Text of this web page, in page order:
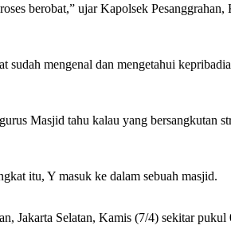
berobat,” ujar Kapolsek
mengenal dan mengetahui
Masjid tahu kalau yang bersangkutan
itu, Y masuk ke dalam sebuah masjid.
Jakarta Selatan, Kamis (7/4) sekitar